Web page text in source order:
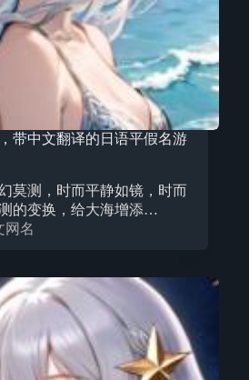
带中文翻译的日语平假名游
莫测，时而平静如镜，时而
的变换，给大海增添…
网名